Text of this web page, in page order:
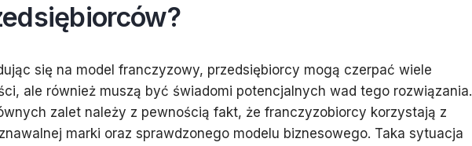
się na model franczyzowy, przedsiębiorcy mogą czerpać wiele
ale również muszą być świadomi potencjalnych wad tego rozwiązania.
zalet należy z pewnością fakt, że franczyzobiorcy korzystają z
marki oraz sprawdzonego modelu biznesowego. Taka sytuacja